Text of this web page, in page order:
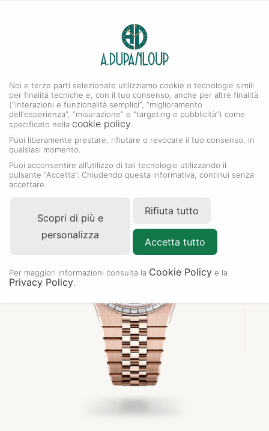
Collezione Land-Dweller
Noi e terze parti selezionate utilizziamo cookie o tecnologie simili
per finalità tecniche e, con il tuo consenso, anche per altre finalità
(“interazioni e funzionalità semplici”, “miglioramento
dell'esperienza”, “misurazione” e “targeting e pubblicità”) come
specificato nella cookie policy
Puoi liberamente prestare, rifiutare o revocare il tuo consenso, in
qualsiasi momento.
Puoi acconsentire all’utilizzo di tali tecnologie utilizzando il
pulsante “Accetta”. Chiudendo questa informativa, continui senza
accettare.
Scopri di più e
personalizza
Rifiuta tutto
Accetta tutto
Per maggiori informazioni consulta la Cookie Policy e la
Privacy Policy